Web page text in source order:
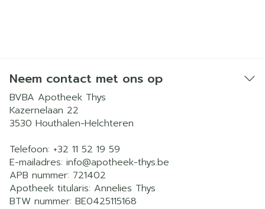
Neem contact met ons op
BVBA Apotheek Thys
Kazernelaan 22
3530 Houthalen-Helchteren
Telefoon: +32 11 52 19 59
E-mailadres: info@apotheek-thys.be
APB nummer: 721402
Apotheek titularis: Annelies Thys
BTW nummer: BE0425115168